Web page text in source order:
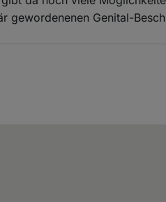
gewordenenen Genital-